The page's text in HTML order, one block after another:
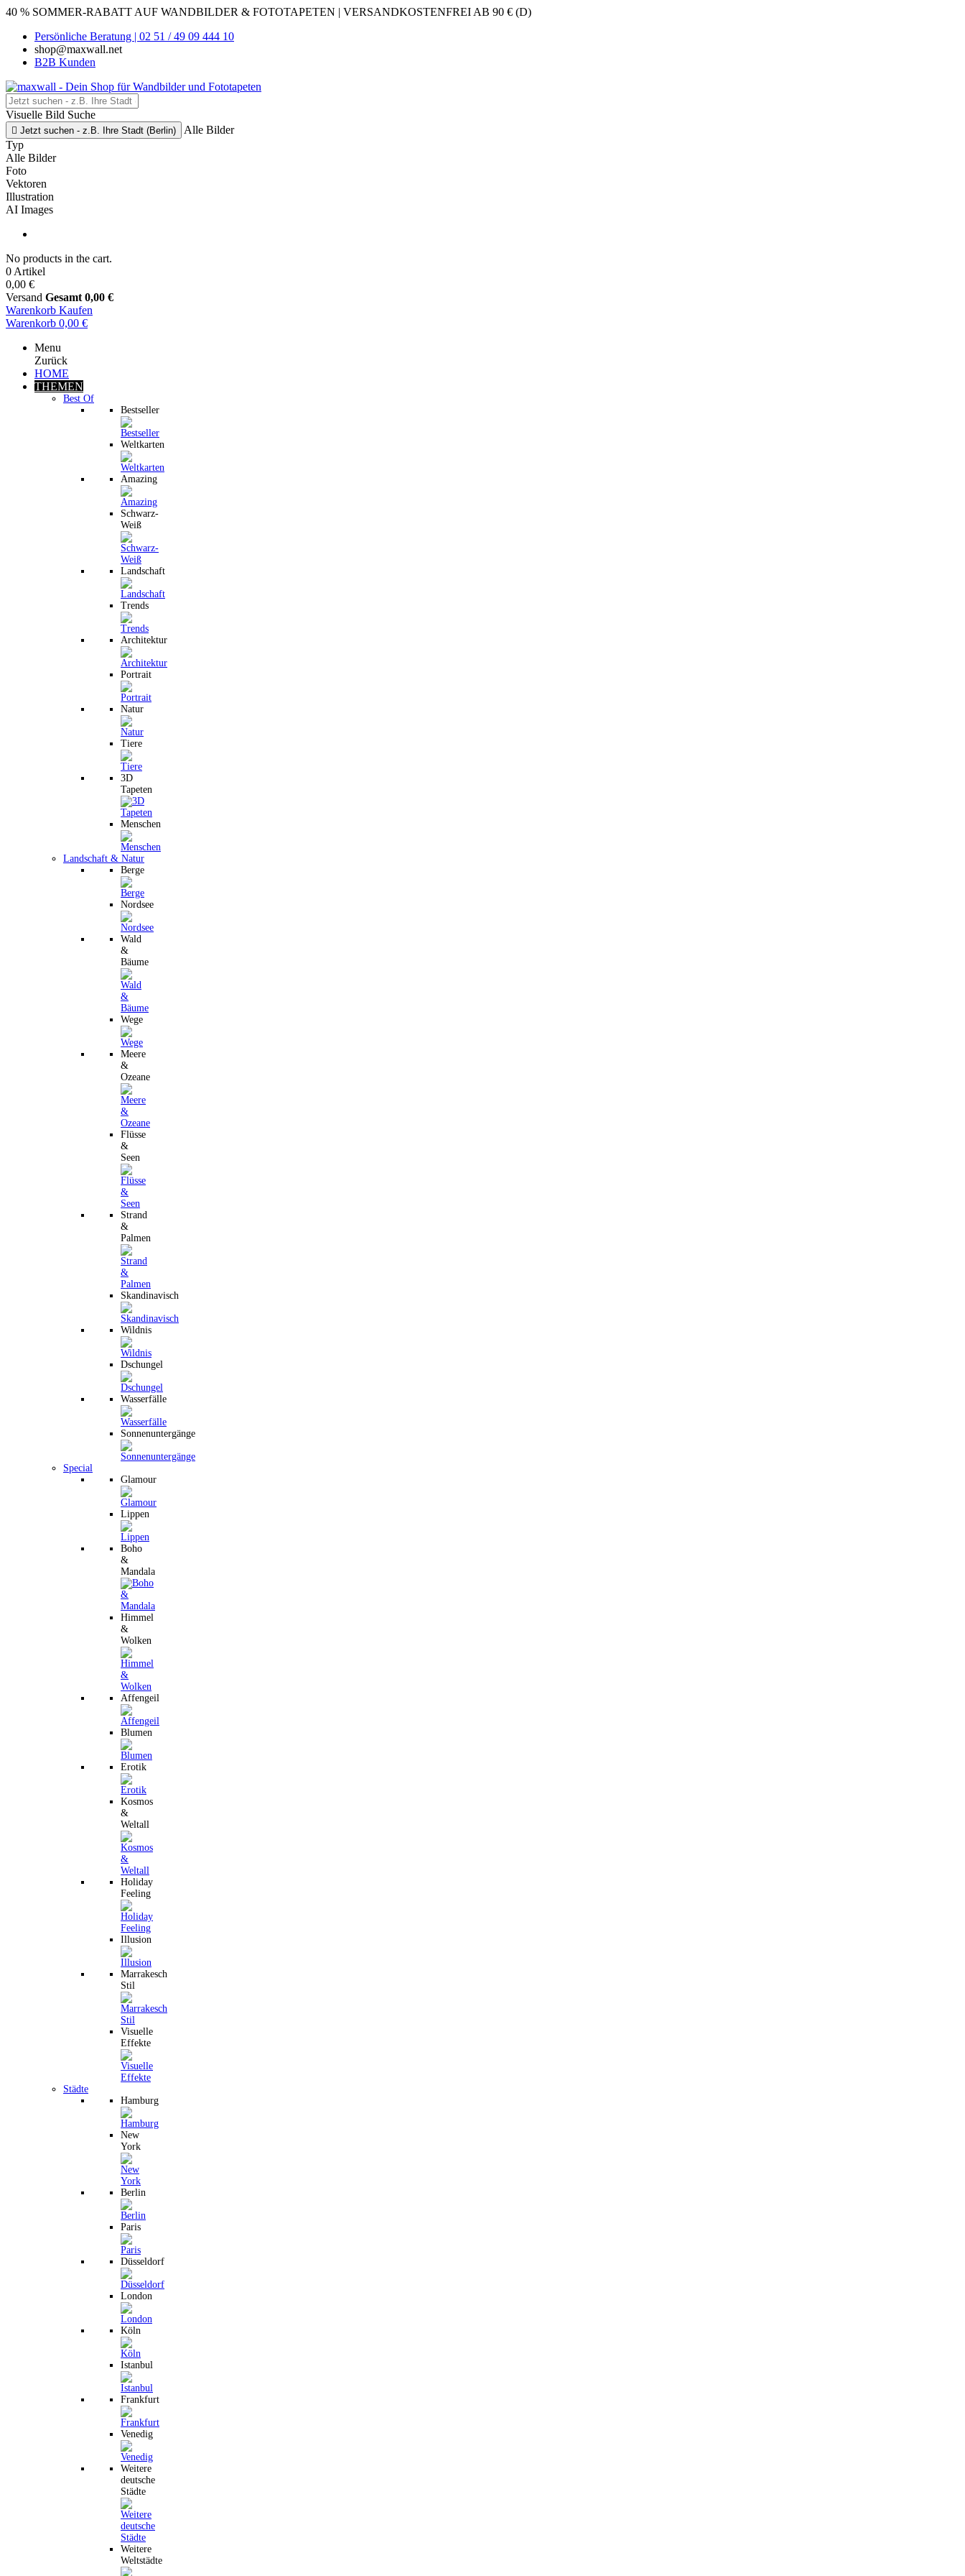
40 % SOMMER-RABATT AUF WANDBILDER & FOTOTAPETEN | VERSANDKOSTENFREI AB 90 € (D)
Persönliche Beratung | 02 51 / 49 09 444 10
shop@maxwall.net
B2B Kunden
Visuelle Bild Suche
 Jetzt suchen - z.B. Ihre Stadt (Berlin)
Alle Bilder
Typ
Alle Bilder
Foto
Vektoren
Illustration
AI Images
No products in the cart.
0 Artikel
0,00 €
Versand Gesamt 0,00 €
Warenkorb Kaufen
Warenkorb 0,00 €
Menu
Zurück
HOME
THEMEN
Best Of
Bestseller
Weltkarten
Amazing
Schwarz-
Weiß
Landschaft
Trends
Architektur
Portrait
Natur
Tiere
3D
Tapeten
Menschen
Landschaft & Natur
Berge
Nordsee
Wald
&
Bäume
Wege
Meere
&
Ozeane
Flüsse
&
Seen
Strand
&
Palmen
Skandinavisch
Wildnis
Dschungel
Wasserfälle
Sonnenuntergänge
Special
Glamour
Lippen
Boho
&
Mandala
Himmel
&
Wolken
Affengeil
Blumen
Erotik
Kosmos
&
Weltall
Holiday
Feeling
Illusion
Marrakesch
Stil
Visuelle
Effekte
Städte
Hamburg
New
York
Berlin
Paris
Düsseldorf
London
Köln
Istanbul
Frankfurt
Venedig
Weitere
deutsche
Städte
Weitere
Weltstädte